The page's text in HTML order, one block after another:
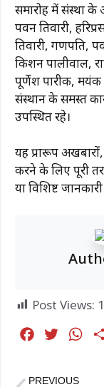
समारोह में संस्था के
पवन तिवारी,
तिवारी, गणपति,
किशन पालीवाल,
पूर्णेश पारीक, मयंक
संस्थान के समस्त
उपस्थित रहे।
यह प्रारूप
करने के लिए पूरी
या विशिष्ट
Post Views:
W
PREVIOUS